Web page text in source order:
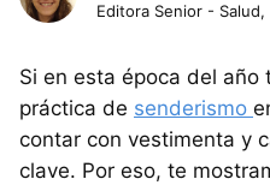
Editora Senior -
Si en esta época del
práctica de senderismo
contar con vestimenta y
clave. Por eso, te